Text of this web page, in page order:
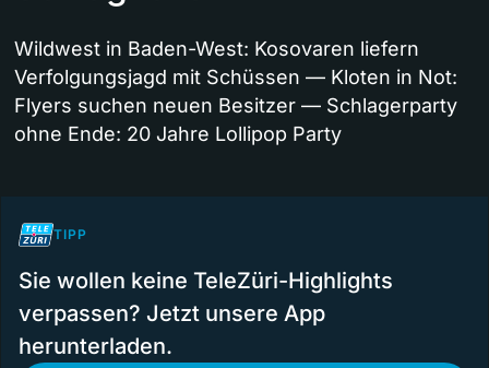
Wildwest in Baden-West: Kosovaren liefern
Verfolgungsjagd mit Schüssen — Kloten in Not:
Flyers suchen neuen Besitzer — Schlagerparty
ohne Ende: 20 Jahre Lollipop Party
TIPP
Sie wollen keine TeleZüri-Highlights
verpassen? Jetzt unsere App
herunterladen.